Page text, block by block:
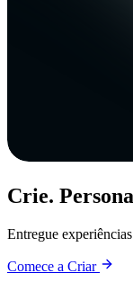
Crie.
Entregue
Comece a Criar